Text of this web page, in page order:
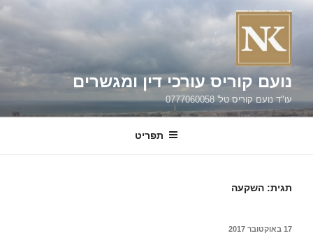
דילוג
נועם קוריס עורכי דין ומגשרים
עו"ד נועם קוריס טל' 0777060058
תפריט
תגית: השקעה
פורסם
17 באוקטובר 2017